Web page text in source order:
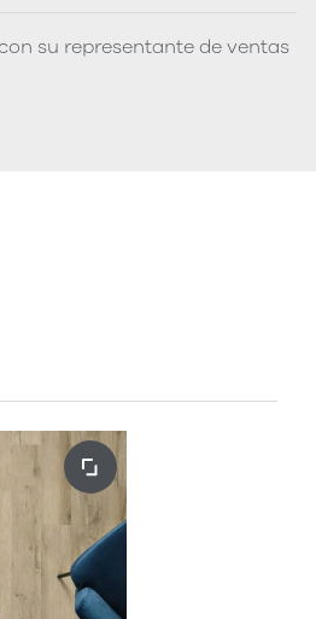
su representante de ventas